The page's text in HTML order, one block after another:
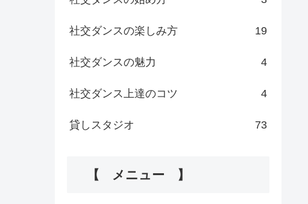
社交ダンスの楽しみ方 19
社交ダンスの魅力 4
社交ダンス上達のコツ 4
貸しスタジオ 73
【 メニュー 】